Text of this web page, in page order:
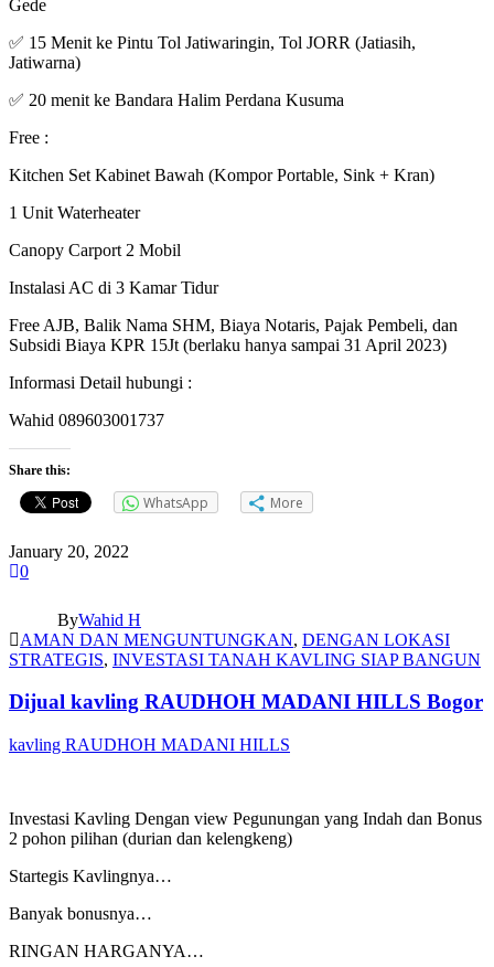
Gede
✅ 15 Menit ke Pintu Tol Jatiwaringin, Tol JORR (Jatiasih,
Jatiwarna)
✅ 20 menit ke Bandara Halim Perdana Kusuma
Free :
Kitchen Set Kabinet Bawah (Kompor Portable, Sink + Kran)
1 Unit Waterheater
Canopy Carport 2 Mobil
Instalasi AC di 3 Kamar Tidur
Free AJB, Balik Nama SHM, Biaya Notaris, Pajak Pembeli, dan
Subsidi Biaya KPR 15Jt (berlaku hanya sampai 31 April 2023)
Informasi Detail hubungi :
Wahid 089603001737
Share this:
WhatsApp More
January 20, 2022
0
ByWahid H
AMAN DAN MENGUNTUNGKAN, DENGAN LOKASI
STRATEGIS, INVESTASI TANAH KAVLING SIAP BANGUN
Dijual kavling RAUDHOH MADANI HILLS Bogor
kavling RAUDHOH MADANI HILLS
Investasi Kavling Dengan view Pegunungan yang Indah dan Bonus
2 pohon pilihan (durian dan kelengkeng)
Startegis Kavlingnya…
Banyak bonusnya…
RINGAN HARGANYA…